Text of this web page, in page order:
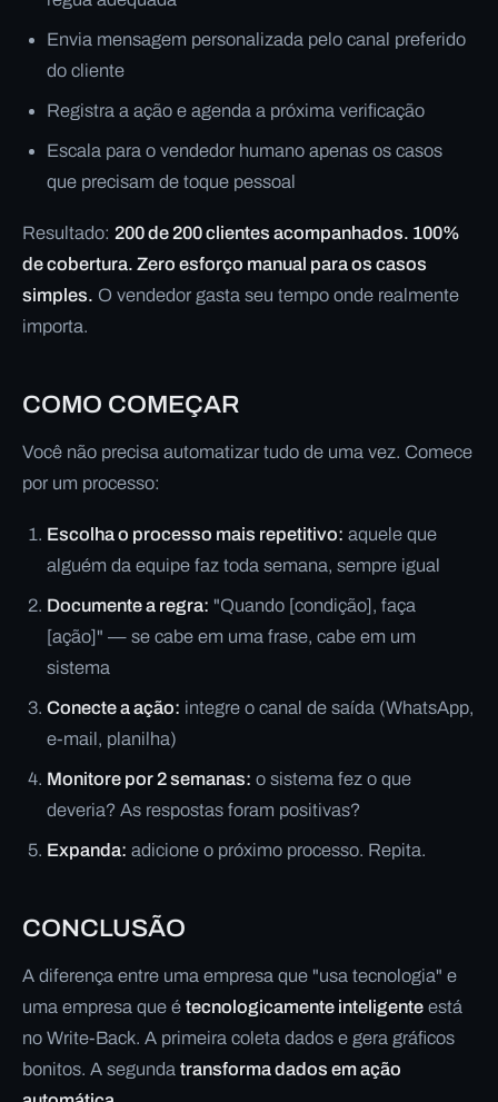
Envia mensagem personalizada pelo canal preferido
do cliente
Registra a ação e agenda a próxima verificação
Escala para o vendedor humano apenas os casos
que precisam de toque pessoal
Resultado: 200 de 200 clientes acompanhados. 100%
de cobertura. Zero esforço manual para os casos
simples. O vendedor gasta seu tempo onde realmente
importa.
COMO COMEÇAR
Você não precisa automatizar tudo de uma vez. Comece
por um processo:
Escolha o processo mais repetitivo: aquele que
alguém da equipe faz toda semana, sempre igual
Documente a regra: "Quando [condição], faça
[ação]" — se cabe em uma frase, cabe em um
sistema
Conecte a ação: integre o canal de saída (WhatsApp,
e-mail, planilha)
Monitore por 2 semanas: o sistema fez o que
deveria? As respostas foram positivas?
Expanda: adicione o próximo processo. Repita.
CONCLUSÃO
A diferença entre uma empresa que "usa tecnologia" e
uma empresa que é tecnologicamente inteligente está
no Write-Back. A primeira coleta dados e gera gráficos
bonitos. A segunda transforma dados em ação